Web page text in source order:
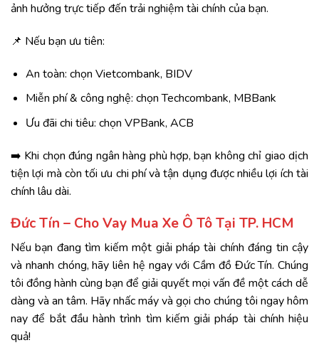
ảnh hưởng trực tiếp đến trải nghiệm tài chính của bạn.
📌 Nếu bạn ưu tiên:
An toàn: chọn Vietcombank, BIDV
Miễn phí & công nghệ: chọn Techcombank, MBBank
Ưu đãi chi tiêu: chọn VPBank, ACB
➡️ Khi chọn đúng ngân hàng phù hợp, bạn không chỉ giao dịch
tiện lợi mà còn tối ưu chi phí và tận dụng được nhiều lợi ích tài
chính lâu dài.
Đức Tín – Cho Vay Mua Xe Ô Tô Tại TP. HCM
Nếu bạn đang tìm kiếm một giải pháp tài chính đáng tin cậy
và nhanh chóng, hãy liên hệ ngay với Cầm đồ Đức Tín. Chúng
tôi đồng hành cùng bạn để giải quyết mọi vấn đề một cách dễ
dàng và an tâm. Hãy nhấc máy và gọi cho chúng tôi ngay hôm
nay để bắt đầu hành trình tìm kiếm giải pháp tài chính hiệu
quả!